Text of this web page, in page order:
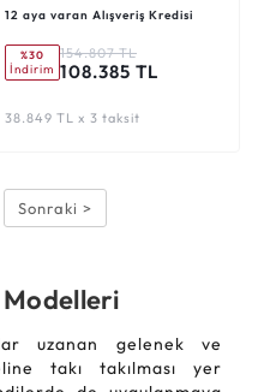
12 aya varan Alışveriş Kredisi
%30
İndirim
154.807 TL
108.385 TL
38.849 TL x 3 taksit
Sonraki >
Modelleri
uzanan gelenek ve
takı takılması yer